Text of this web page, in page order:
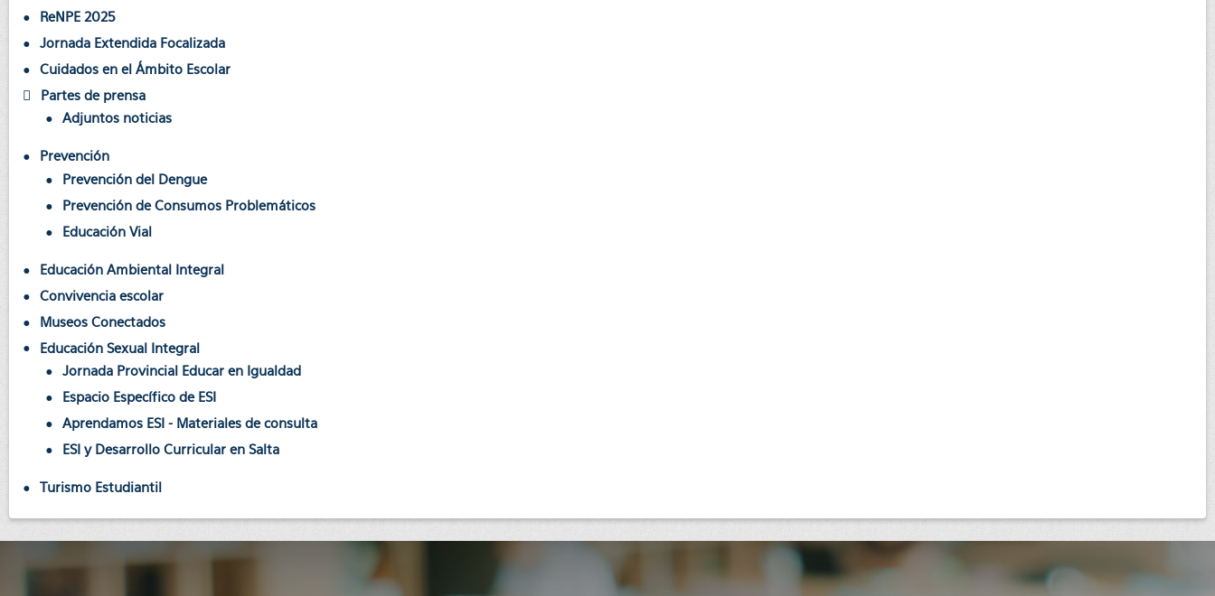
ReNPE 2025
Jornada Extendida Focalizada
Cuidados en el Ámbito Escolar
Partes de prensa
Adjuntos noticias
Prevención
Prevención del Dengue
Prevención de Consumos Problemáticos
Educación Vial
Educación Ambiental Integral
Convivencia escolar
Museos Conectados
Educación Sexual Integral
Jornada Provincial Educar en Igualdad
Espacio Específico de ESI
Aprendamos ESI - Materiales de consulta
ESI y Desarrollo Curricular en Salta
Turismo Estudiantil